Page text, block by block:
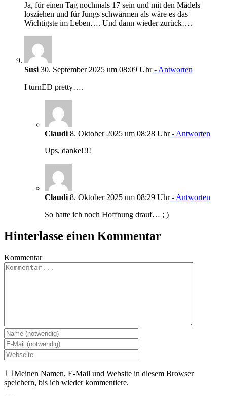
Ja, für einen Tag nochmals 17 sein und mit den Mädels
losziehen und für Jungs schwärmen als wäre es das
Wichtigste im Leben…. Und dann wieder zurück….
Susi30. September 2025 um 08:09 Uhr- Antworten
I turnED pretty….
Claudi8. Oktober 2025 um 08:28 Uhr- Antworten
Ups, danke!!!!
Claudi8. Oktober 2025 um 08:29 Uhr- Antworten
So hatte ich noch Hoffnung drauf… ; )
Hinterlasse einen Kommentar
Kommentar
Meinen Namen, E-Mail und Website in diesem Browser
speichern, bis ich wieder kommentiere.